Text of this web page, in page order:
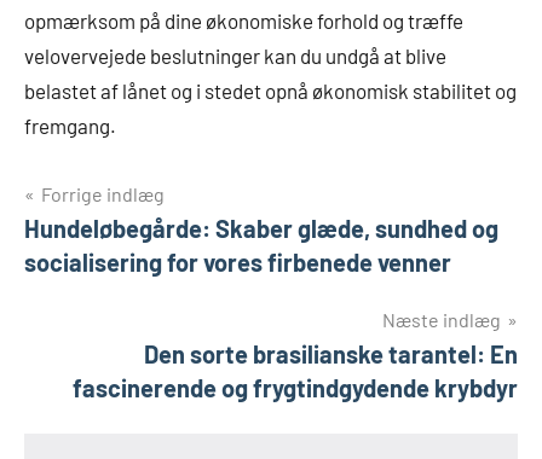
opmærksom på dine økonomiske forhold og træffe
velovervejede beslutninger kan du undgå at blive
belastet af lånet og i stedet opnå økonomisk stabilitet og
fremgang.
Indlægsnavigation
Forrige indlæg
Hundeløbegårde: Skaber glæde, sundhed og
socialisering for vores firbenede venner
Næste indlæg
Den sorte brasilianske tarantel: En
fascinerende og frygtindgydende krybdyr